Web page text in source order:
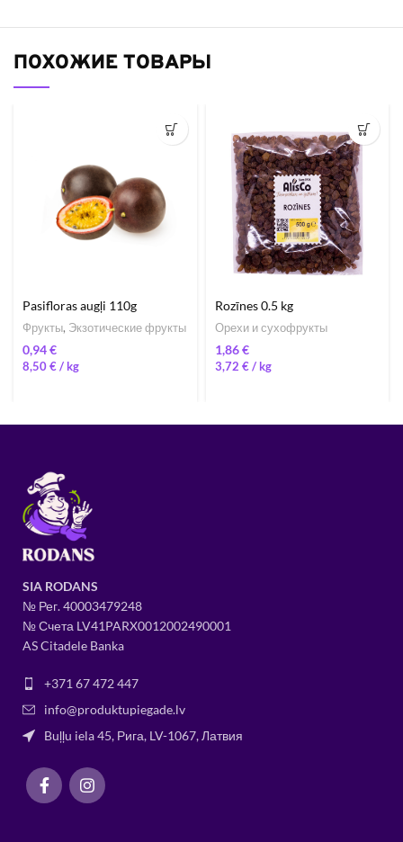
ПОХОЖИЕ ТОВАРЫ
Pasifloras augļi 110g
Фрукты, Экзотические фрукты
€
8,50€/
Rozīnes 0.5 kg
Орехи и сухофрукты
€
3,72 € /
SIA RODANS
№ Рег.40003479248
№ Счета LV41PARX0012002490001
AS Citadele Banka
+371 67 472 447
info@produktupiegade.lv
Buļļu iela 45, Рига, LV-1067, Латвия